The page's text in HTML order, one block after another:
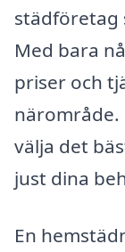
städföretag
Med bara
priser och
välja det
just dina
En